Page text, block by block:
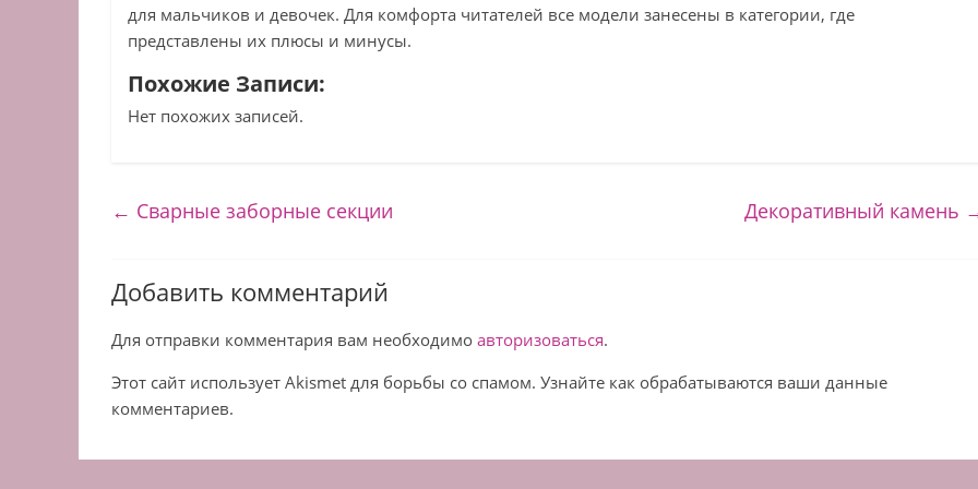
для мальчиков и девочек. Для комфорта читателей все модели занесены в категории, где
представлены их плюсы и минусы.
Похожие Записи:
Нет похожих записей.
← Сварные заборные секции Декоративный камень
Добавить комментарий
Для отправки комментария вам необходимо авторизоваться.
Этот сайт использует Akismet для борьбы со спамом. Узнайте как обрабатываются ваши данные
комментариев.